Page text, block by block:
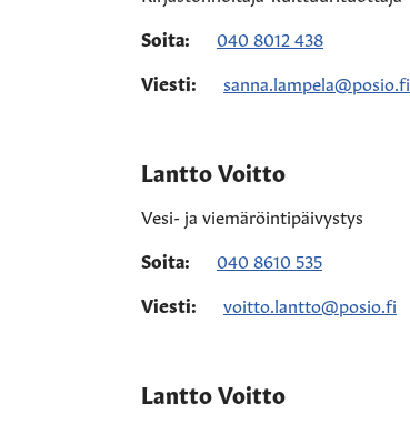
Soita:
040 8012 438
Viesti:
sanna.lampela@posio.fi
Lantto Voitto
Vesi- ja viemäröintipäivystys
Soita:
040 8610 535
Viesti:
voitto.lantto@posio.fi
Lantto Voitto